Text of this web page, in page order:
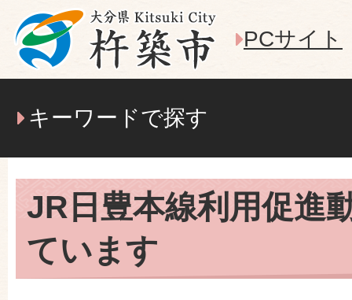
PCサイト
キーワードで探す
JR日豊本線利用促進
ています